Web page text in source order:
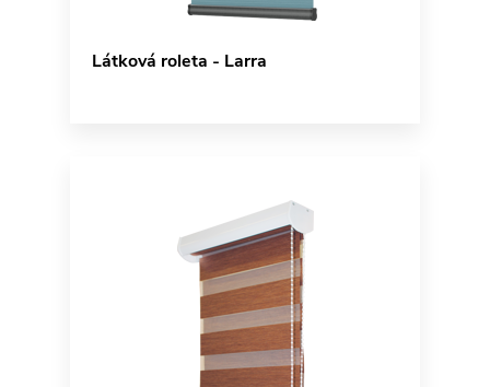
Látková roleta - Larra